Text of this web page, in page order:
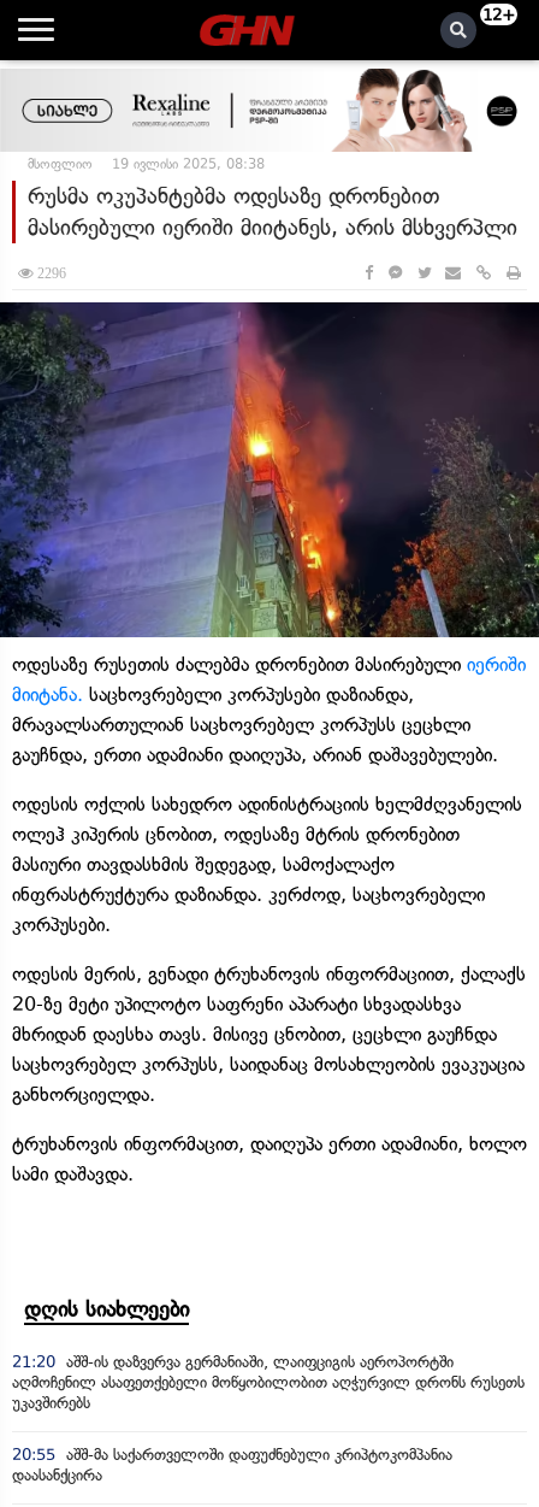
12+
მსოფლიო 19 ივლისი 2025, 08:38
რუსმა ოკუპანტებმა ოდესაზე დრონებით
მასირებული იერიში მიიტანეს, არის მსხვერპლი
2296
ოდესაზე რუსეთის ძალებმა დრონებით მასირებული იერიში
მიიტანა. საცხოვრებელი კორპუსები დაზიანდა,
მრავალსართულიან საცხოვრებელ კორპუსს ცეცხლი
გაუჩნდა, ერთი ადამიანი დაიღუპა, არიან დაშავებულები.
ოდესის ოქლის სახედრო ადინისტრაციის ხელმძღვანელის
ოლეჰ კიპერის ცნობით, ოდესაზე მტრის დრონებით
მასიური თავდასხმის შედეგად, სამოქალაქო
ინფრასტრუქტურა დაზიანდა. კერძოდ, საცხოვრებელი
კორპუსები.
ოდესის მერის, გენადი ტრუხანოვის ინფორმაციით, ქალაქს
20-ზე მეტი უპილოტო საფრენი აპარატი სხვადასხვა
მხრიდან დაესხა თავს. მისივე ცნობით, ცეცხლი გაუჩნდა
საცხოვრებელ კორპუსს, საიდანაც მოსახლეობის ევაკუაცია
განხორციელდა.
ტრუხანოვის ინფორმაცით, დაიღუპა ერთი ადამიანი, ხოლო
სამი დაშავდა.
დღის სიახლეები
21:20 აშშ-ის დაზვერვა გერმანიაში, ლაიფციგის აეროპორტში
აღმოჩენილ ასაფეთქებელი მოწყობილობით აღჭურვილ დრონს რუსეთს
უკავშირებს
20:55 აშშ-მა საქართველოში დაფუძნებული კრიპტოკომპანია
დაასანქცირა